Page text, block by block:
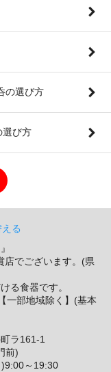
の選び方
選び方
る
でございます。(県
る食器です。
一部地域除く】(基本
ラ161-1
前)
)9:00～19:30